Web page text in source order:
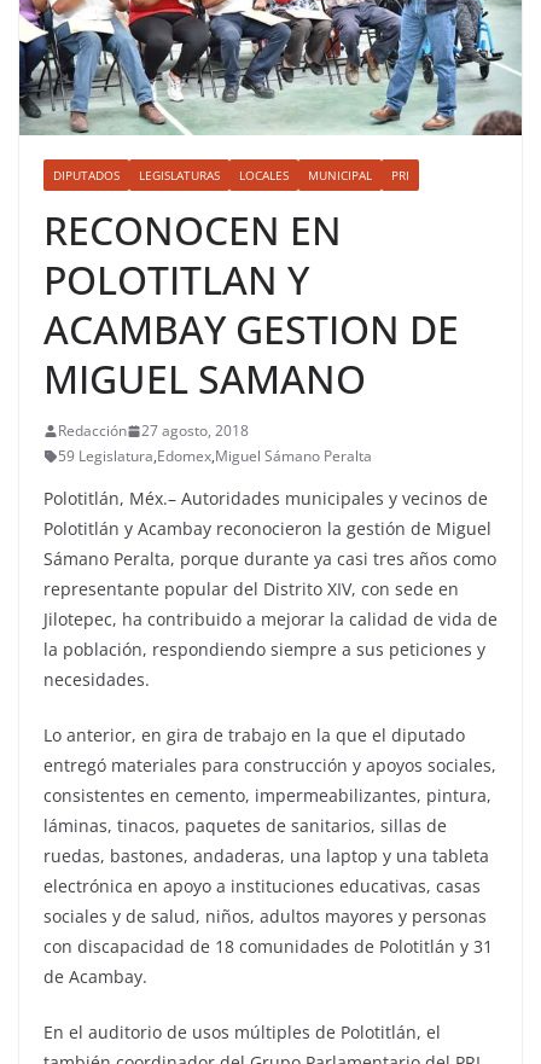
DIPUTADOS LEGISLATURAS LOCALES MUNICIPAL PRI
RECONOCEN EN
POLOTITLAN Y
ACAMBAY GESTION DE
MIGUEL SAMANO
Redacción
27 agosto, 2018
59 Legislatura,Edomex,Miguel Sámano Peralta
Polotitlán, Méx.– Autoridades municipales y vecinos de
Polotitlán y Acambay reconocieron la gestión de Miguel
Sámano Peralta, porque durante ya casi tres años como
representante popular del Distrito XIV, con sede en
Jilotepec, ha contribuido a mejorar la calidad de vida de
la población, respondiendo siempre a sus peticiones y
necesidades.
Lo anterior, en gira de trabajo en la que el diputado
entregó materiales para construcción y apoyos sociales,
consistentes en cemento, impermeabilizantes, pintura,
láminas, tinacos, paquetes de sanitarios, sillas de
ruedas, bastones, andaderas, una laptop y una tableta
electrónica en apoyo a instituciones educativas, casas
sociales y de salud, niños, adultos mayores y personas
con discapacidad de 18 comunidades de Polotitlán y 31
de Acambay.
En el auditorio de usos múltiples de Polotitlán, el